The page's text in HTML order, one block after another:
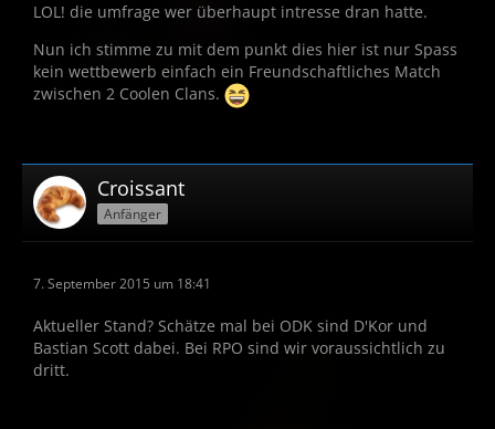
LOL! die umfrage wer überhaupt intresse dran hatte.
Nun ich stimme zu mit dem punkt dies hier ist nur Spass
kein wettbewerb einfach ein Freundschaftliches Match
zwischen 2 Coolen Clans.
Croissant
Anfänger
7. September 2015 um 18:41
Aktueller Stand? Schätze mal bei ODK sind D'Kor und
Bastian Scott dabei. Bei RPO sind wir voraussichtlich zu
dritt.